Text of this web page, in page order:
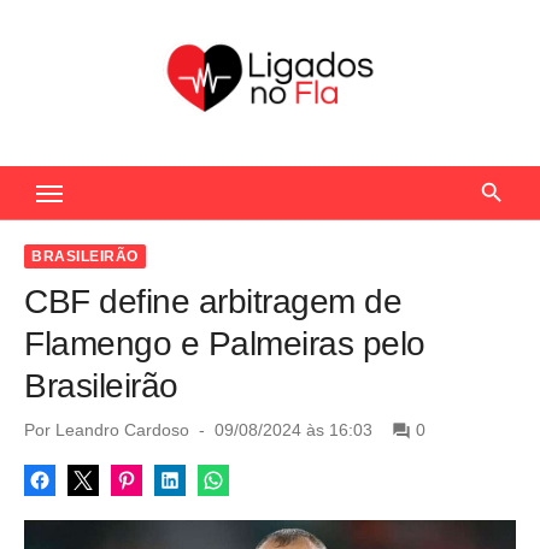
c
BRASILEIRÃO
CBF define arbitragem de
Flamengo e Palmeiras pelo
Brasileirão
Por Leandro Cardoso
P
s
t
09/08/2024 às 16:03 0